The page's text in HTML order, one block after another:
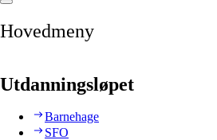
Hovedmeny
Utdanningsløpet
Barnehage
SFO